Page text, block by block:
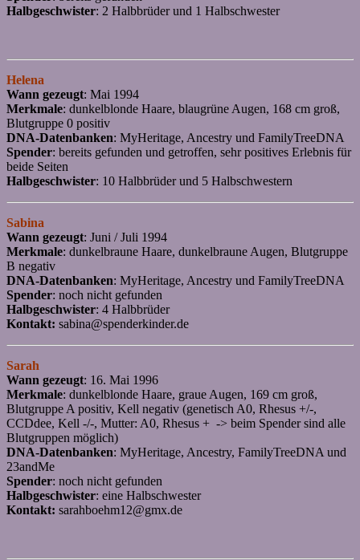
Halbgeschwister: 2 Halbbrüder und 1 Halbschwester
Helena
Wann gezeugt: Mai 1994
Merkmale: dunkelblonde Haare, blaugrüne Augen, 168 cm groß,
Blutgruppe 0 positiv
DNA-Datenbanken: MyHeritage, Ancestry und FamilyTreeDNA
Spender: bereits gefunden und getroffen, sehr positives Erlebnis für
beide Seiten
Halbgeschwister: 10 Halbbrüder und 5 Halbschwestern
Sabina
Wann gezeugt: Juni / Juli 1994
Merkmale: dunkelbraune Haare, dunkelbraune Augen, Blutgruppe
B negativ
DNA-Datenbanken: MyHeritage, Ancestry und FamilyTreeDNA
Spender: noch nicht gefunden
Halbgeschwister: 4 Halbbrüder
Kontakt: sabina@spenderkinder.de
Sarah
Wann gezeugt: 16. Mai 1996
Merkmale: dunkelblonde Haare, graue Augen, 169 cm groß,
Blutgruppe A positiv, Kell negativ (genetisch A0, Rhesus +/-,
CCDdee, Kell -/-, Mutter: A0, Rhesus + -> beim Spender sind alle
Blutgruppen möglich)
DNA-Datenbanken: MyHeritage, Ancestry, FamilyTreeDNA und
23andMe
Spender: noch nicht gefunden
Halbgeschwister: eine Halbschwester
Kontakt: sarahboehm12@gmx.de